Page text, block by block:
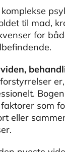
til mad,
for
som
eller